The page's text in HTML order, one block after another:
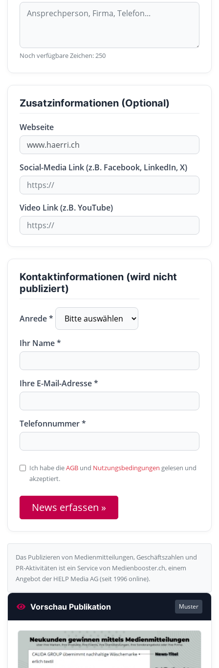
Noch verfügbare Zeichen:250
Zusatzinformationen (Optional)
Webseite
Social-Media Link (z.B. Facebook, LinkedIn, X)
Video Link (z.B. YouTube)
Kontaktinformationen (wird nicht
publiziert)
Anrede *
Ihr Name *
Ihre E-Mail-Adresse *
Telefonnummer *
Ich habe dieAGB und Nutzungsbedingungen gelesen und
akzeptiert.
News erfassen »
Das Publizieren von Medienmitteilungen, Geschäftszahlen und
PR-Aktivitäten ist ein Service von Medienbooster.ch, einem
Angebot der HELP Media AG (seit 1996 online).
Vorschau Publikation Muster